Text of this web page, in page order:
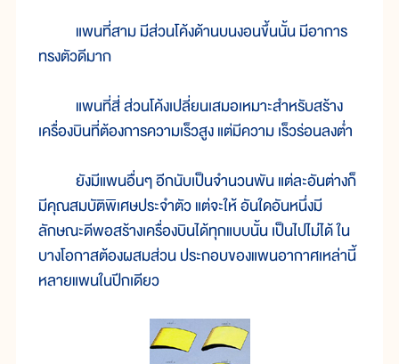
แพนที่สาม มีส่วนโค้งด้านบนงอนขึ้นนั้น มีอาการ
ทรงตัวดีมาก
แพนที่สี่ ส่วนโค้งเปลี่ยนเสมอเหมาะสำหรับสร้าง
เครื่องบินที่ต้องการความเร็วสูง แต่มีความ เร็วร่อนลงต่ำ
ยังมีแพนอื่นๆ อีกนับเป็นจำนวนพัน แต่ละอันต่างก็
มีคุณสมบัติพิเศษประจำตัว แต่จะให้ อันใดอันหนึ่งมี
ลักษณะดีพอสร้างเครื่องบินได้ทุกแบบนั้น เป็นไปไม่ได้ ใน
บางโอกาสต้องผสมส่วน ประกอบของแพนอากาศเหล่านี้
หลายแพนในปีกเดียว